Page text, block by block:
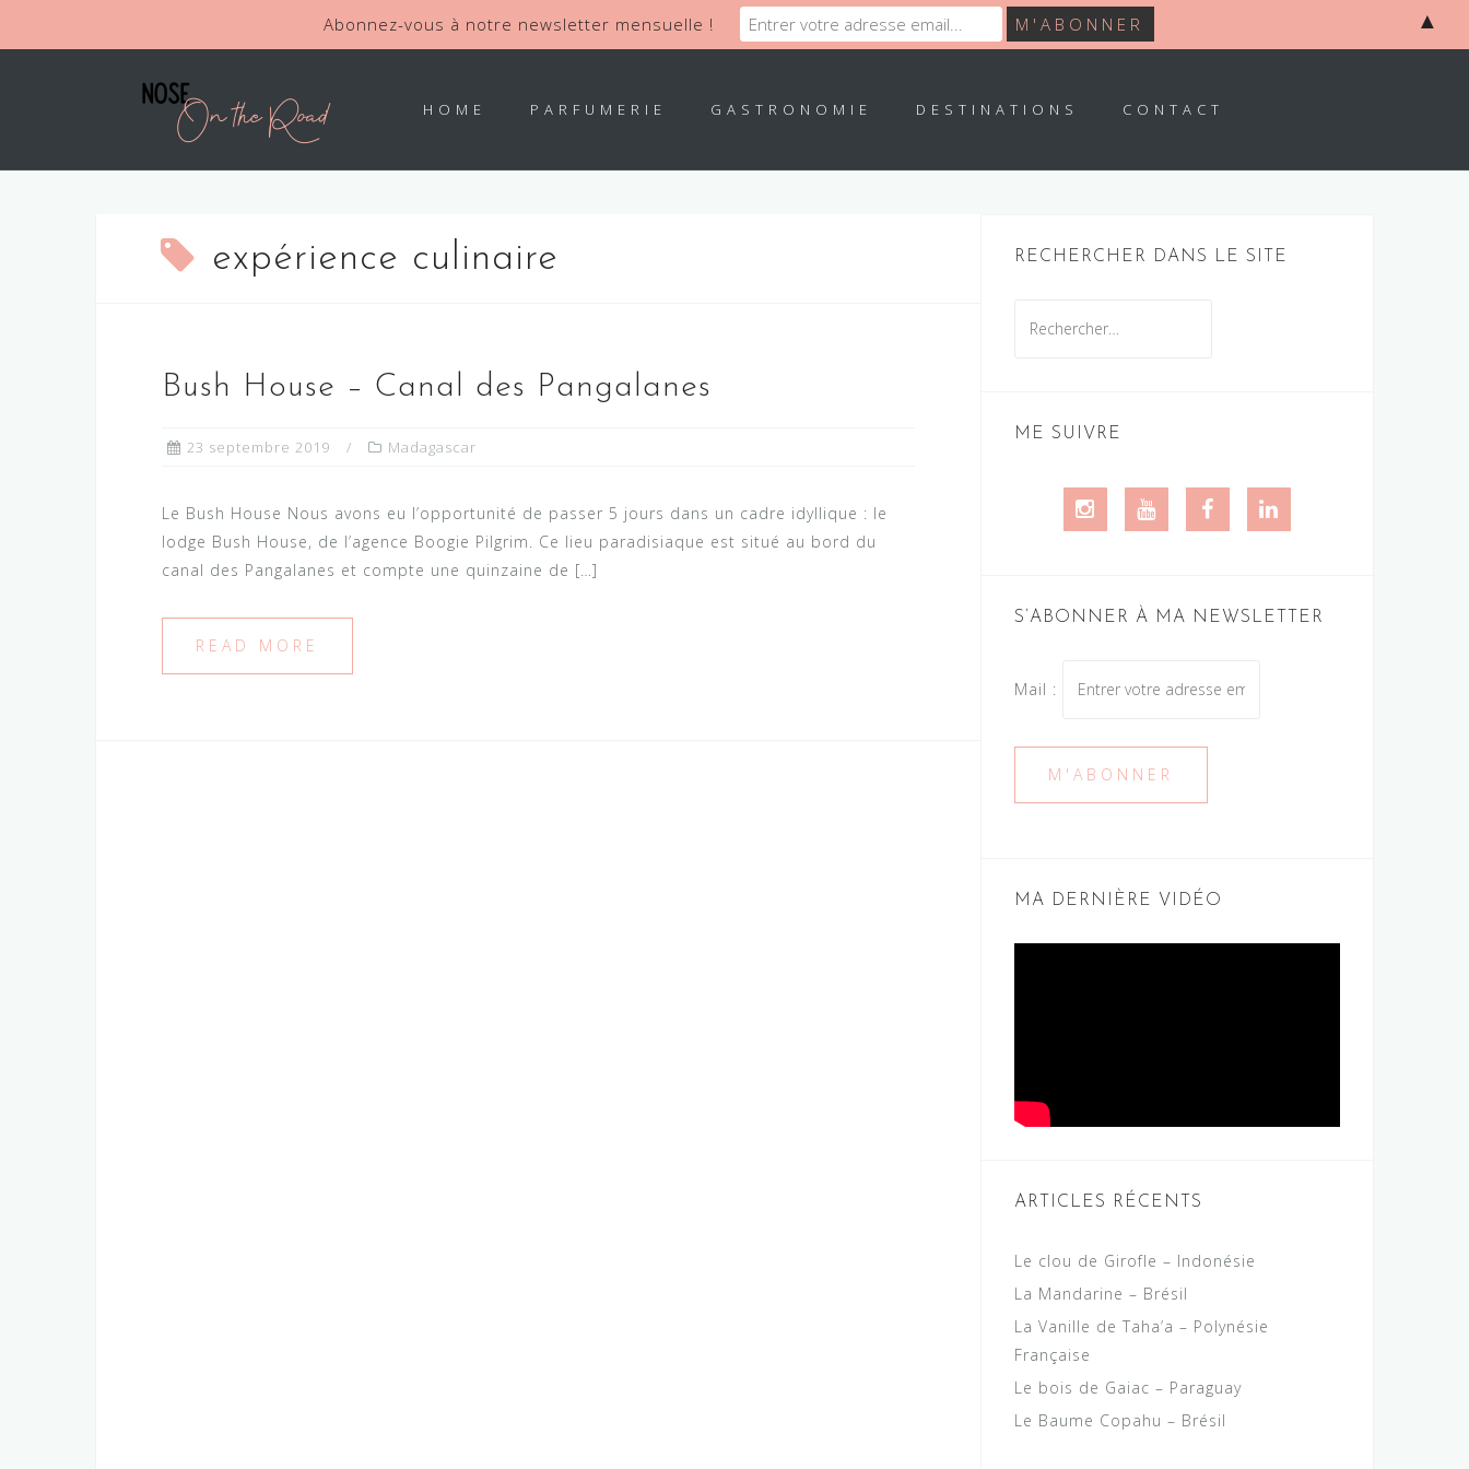
HOME PARFUMERIE GASTRONOMIE DESTINATIONS CONTACT
expérience culinaire
Bush House – Canal des Pangalanes
23 septembre 2019 Madagascar
Le Bush House Nous avons eu l’opportunité de passer 5 jours dans un cadre idyllique : le
lodge Bush House, de l’agence Boogie Pilgrim. Ce lieu paradisiaque est situé au bord du
canal des Pangalanes et compte une quinzaine de […]
READ MORE
RECHERCHER DANS LE SITE
ME SUIVRE
InstagramYoutube Facebook
S’ABONNER À MA NEWSLETTER
Mail :
MA DERNIÈRE VIDÉO
ARTICLES RÉCENTS
Le clou de Girofle – Indonésie
La Mandarine – Brésil
La Vanille de Taha’a – Polynésie
Française
Le bois de Gaiac – Paraguay
Le Baume Copahu – Brésil
Abonnez-vous à notre newsletter mensuelle ! ▲